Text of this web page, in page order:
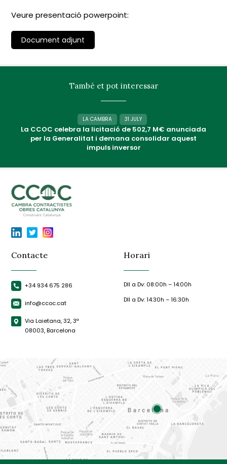
Veure presentació powerpoint:
Document adjunt
També et pot interessar
LA CAMBRA 31 JULY
La CCOC celebra la licitació de 502,7 M€ anunciada
per la Generalitat i demana consolidar aquest
impuls inversor
Contacte
+34 934 675 286
info@ccoc.cat
Via Laietana, 32, 3ª
08003, Barcelona
Horari
Dll a Dv: 08:00h – 14:00h
Dll a Dv: 14:30h – 16:30h